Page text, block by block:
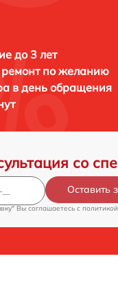
до 3 лет
ремонт по желанию
в день обращения
со
Оставить
Вы соглашаетесь c